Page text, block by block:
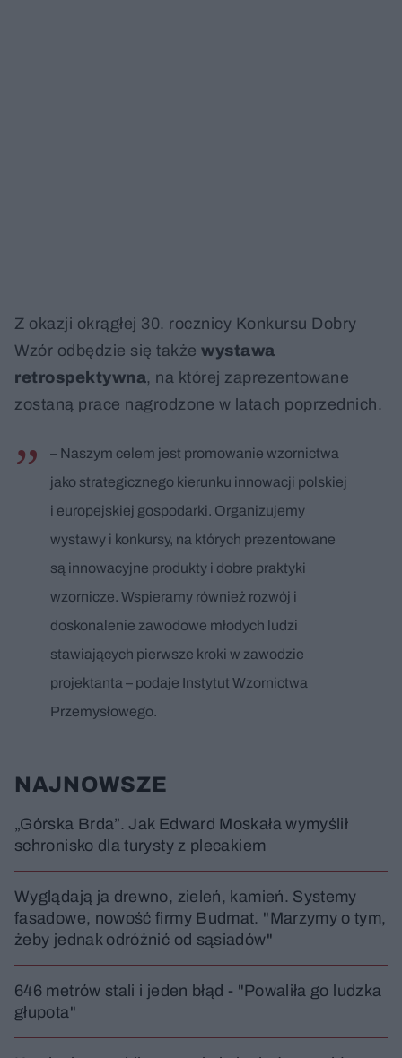
Z okazji okrągłej 30. rocznicy Konkursu Dobry
Wzór odbędzie się także wystawa
retrospektywna, na której zaprezentowane
zostaną prace nagrodzone w latach poprzednich.
– Naszym celem jest promowanie wzornictwa
jako strategicznego kierunku innowacji polskiej
i europejskiej gospodarki. Organizujemy
wystawy i konkursy, na których prezentowane
są innowacyjne produkty i dobre praktyki
wzornicze. Wspieramy również rozwój i
doskonalenie zawodowe młodych ludzi
stawiających pierwsze kroki w zawodzie
projektanta – podaje Instytut Wzornictwa
Przemysłowego.
NAJNOWSZE
„Górska Brda”. Jak Edward Moskała wymyślił
schronisko dla turysty z plecakiem
Wyglądają ja drewno, zieleń, kamień. Systemy
fasadowe, nowość firmy Budmat. "Marzymy o tym,
żeby jednak odróżnić od sąsiadów"
646 metrów stali i jeden błąd - "Powaliła go ludzka
głupota"